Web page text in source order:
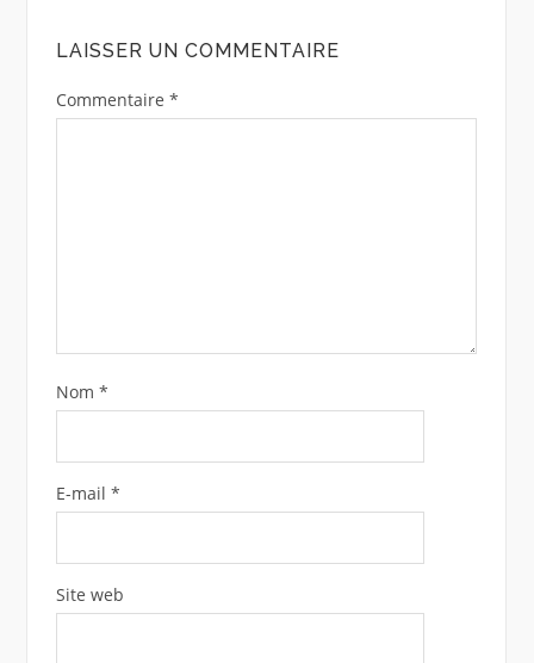
LAISSER UN COMMENTAIRE
Commentaire *
Nom *
E-mail *
Site web